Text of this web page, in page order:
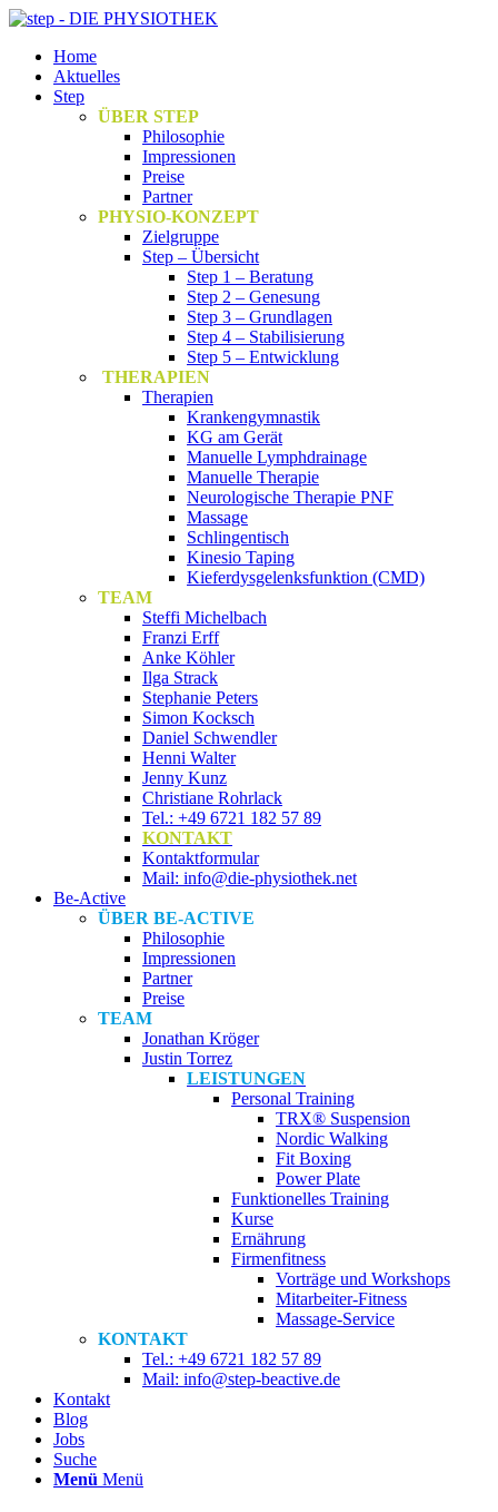
Home
Aktuelles
Step
ÜBER STEP
Philosophie
Impressionen
Preise
Partner
PHYSIO-KONZEPT
Zielgruppe
Step – Übersicht
Step 1 – Beratung
Step 2 – Genesung
Step 3 – Grundlagen
Step 4 – Stabilisierung
Step 5 – Entwicklung
THERAPIEN
Therapien
Krankengymnastik
KG am Gerät
Manuelle Lymphdrainage
Manuelle Therapie
Neurologische Therapie PNF
Massage
Schlingentisch
Kinesio Taping
Kieferdysgelenksfunktion (CMD)
TEAM
Steffi Michelbach
Franzi Erff
Anke Köhler
Ilga Strack
Stephanie Peters
Simon Kocksch
Daniel Schwendler
Henni Walter
Jenny Kunz
Christiane Rohrlack
Tel.: +49 6721 182 57 89
KONTAKT
Kontaktformular
Mail: info@die-physiothek.net
Be-Active
ÜBER BE-ACTIVE
Philosophie
Impressionen
Partner
Preise
TEAM
Jonathan Kröger
Justin Torrez
LEISTUNGEN
Personal Training
TRX® Suspension
Nordic Walking
Fit Boxing
Power Plate
Funktionelles Training
Kurse
Ernährung
Firmenfitness
Vorträge und Workshops
Mitarbeiter-Fitness
Massage-Service
KONTAKT
Tel.: +49 6721 182 57 89
Mail: info@step-beactive.de
Kontakt
Blog
Jobs
Suche
Menü Menü